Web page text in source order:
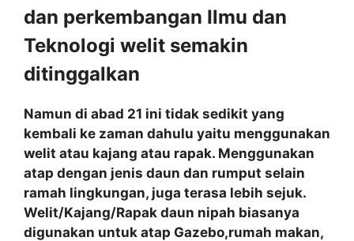
dan perkembangan Ilmu dan
Teknologi welit semakin
ditinggalkan
Namun di abad 21 ini tidak sedikit yang
kembali ke zaman dahulu yaitu menggunakan
welit atau kajang atau rapak. Menggunakan
atap dengan jenis daun dan rumput selain
ramah lingkungan, juga terasa lebih sejuk.
Welit/Kajang/Rapak daun nipah biasanya
digunakan untuk atap Gazebo,rumah makan,